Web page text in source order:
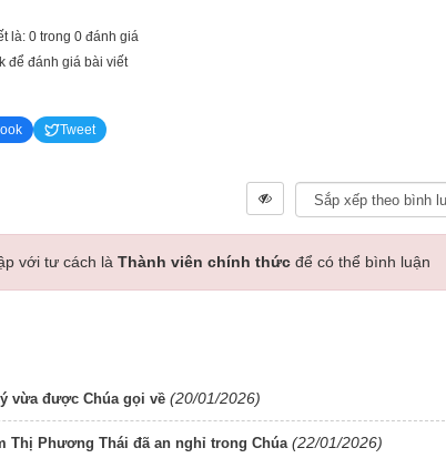
là: 0 trong 0 đánh giá
để đánh giá bài viết
Tweet
với tư cách là Thành viên chính thức để có thể bình luận
vừa được Chúa gọi về (20/01/2026)
Thị Phương Thái đã an nghỉ trong Chúa (22/01/2026)